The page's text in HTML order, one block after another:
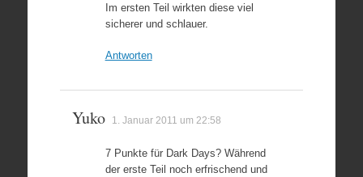
Im ersten Teil wirkten diese viel
sicherer und schlauer.
Antworten
Yuko 1. Januar 2011 um 22:58
7 Punkte für Dark Days? Während
der erste Teil noch erfrischend und